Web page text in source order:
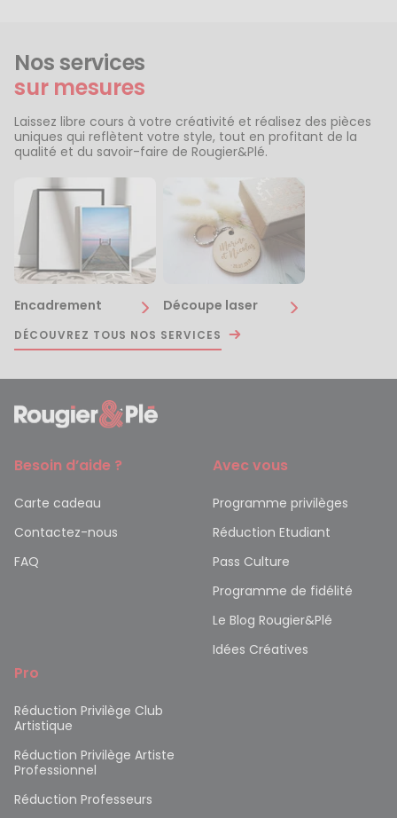
Nos services
sur mesures
Laissez libre cours à votre créativité et réalisez des pièces
uniques qui reflètent votre style, tout en profitant de la
qualité et du savoir-faire de Rougier&Plé.
Encadrement Découpe laser
DÉCOUVREZ TOUS NOS SERVICES
Besoin d’aide ?
Carte cadeau
Contactez-nous
FAQ
Avec vous
Programme privilèges
Réduction Etudiant
Pass Culture
Programme de fidélité
Le Blog Rougier&Plé
Idées Créatives
Pro
Réduction Privilège Club
Artistique
Réduction Privilège Artiste
Professionnel
Réduction Professeurs